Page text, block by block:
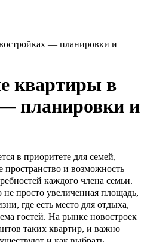
— планировки и
квартиры в
планировки и
в приоритете для семей,
пространство и возможность
каждого члена семьи.
просто увеличенная площадь,
где есть место для отдыха,
гостей. На рынке новостроек
таких квартир, и важно